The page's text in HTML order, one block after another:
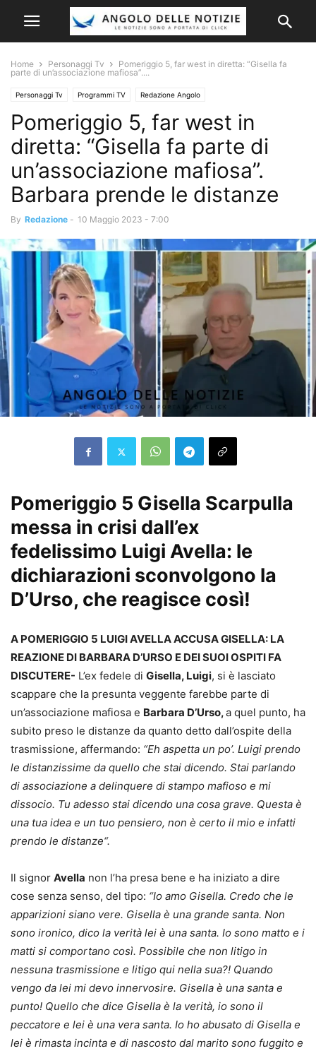
Home Personaggi Tv
Pomeriggio 5, far west in diretta: “Gisella fa
parte di un’associazione mafiosa”....
Personaggi Tv Programmi TV Redazione Angolo
Pomeriggio 5, far west in
diretta: “Gisella fa parte di
un’associazione mafiosa”.
Barbara prende le distanze
By Redazione - 10 Maggio 2023 - 7:00
Pomeriggio 5 Gisella Scarpulla
messa in crisi dall’ex
fedelissimo Luigi Avella: le
dichiarazioni sconvolgono la
D’Urso, che reagisce così!
A POMERIGGIO 5 LUIGI AVELLA ACCUSA GISELLA: LA
REAZIONE DI BARBARA D’URSO E DEI SUOI OSPITI FA
DISCUTERE- L’ex fedele di Gisella, Luigi, si è lasciato
scappare che la presunta veggente farebbe parte di
un’associazione mafiosa e Barbara D’Urso,a quel punto, ha
subito preso le distanze da quanto detto dall’ospite della
trasmissione, affermando: “Eh aspetta un po’. Luigi prendo
le distanzissime da quello che stai dicendo. Stai parlando
di associazione a delinquere di stampo mafioso e mi
dissocio. Tu adesso stai dicendo una cosa grave. Questa è
una tua idea e un tuo pensiero, non è certo il mio e infatti
prendo le distanze“.
Il signor Avella non l’ha presa bene e ha iniziato a dire
cose senza senso, del tipo: “Io amo Gisella. Credo che le
apparizioni siano vere. Gisella è una grande santa. Non
sono ironico, dico la verità lei è una santa. Io sono matto e i
matti si comportano così. Possibile che non litigo in
nessuna trasmissione e litigo qui nella sua?! Quando
vengo da lei mi devo innervosire. Gisella è una santa e
punto! Quello che dice Gisella è la verità, io sono il
peccatore e lei è una vera santa. Io ho abusato di Gisella e
lei è rimasta incinta e di nascosto dal marito sono fuggito e